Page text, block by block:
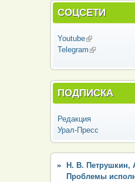
СОЦСЕТИ
Youtube(внешняя
Telegram (внешняя
ПОДПИСКА
Редакция
Урал-Пресс
Н. В.
Проблемы